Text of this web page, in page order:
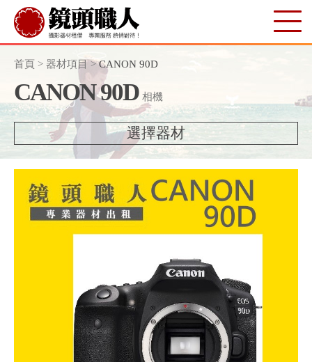
首頁 > 器材項目 >CANON 90D
CANON 90D 相機
選擇器材